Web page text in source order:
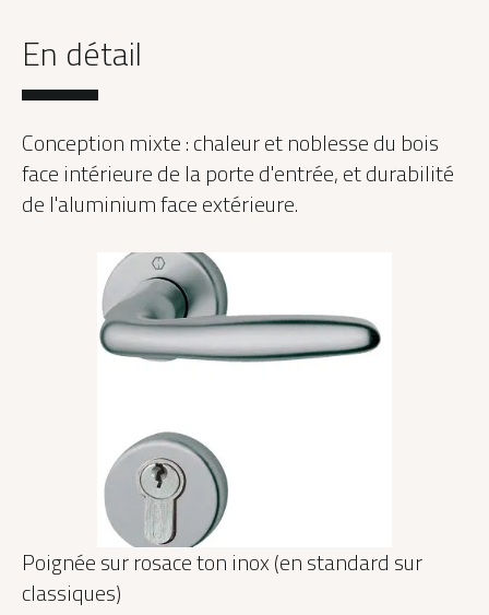
En détail
Conception mixte : chaleur et noblesse du bois
face intérieure de la porte d'entrée, et durabilité
de l'aluminium face extérieure.
Poignée sur rosace ton inox (en standard sur
classiques)